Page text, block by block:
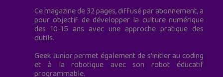
Ce magazine de 32 pages, diffusé par abonnement, a
pour objectif de développer la culture numérique
des 10-15 ans avec une approche pratique des
outils.
Geek Junior permet également de s'initier au coding
et à la robotique avec son robot éducatif
programmable.